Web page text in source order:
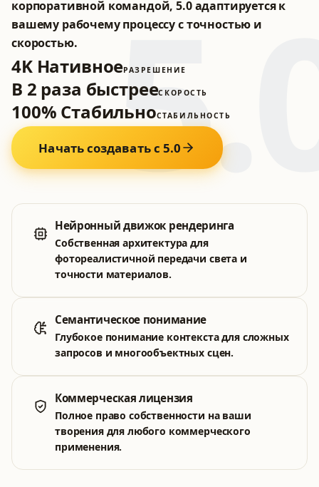
корпоративной командой, 5.0 адаптируется к
вашему рабочему процессу с точностью и
скоростью.
4K НативноеРАЗРЕШЕНИЕ
В 2 раза быстрееСКОРОСТЬ
100% СтабильноСТАБИЛЬНОСТЬ
Начать создавать с 5.0
Нейронный движок рендеринга
Собственная архитектура для
фотореалистичной передачи света и
точности материалов.
Семантическое понимание
Глубокое понимание контекста для сложных
запросов и многообъектных сцен.
Коммерческая лицензия
Полное право собственности на ваши
творения для любого коммерческого
применения.